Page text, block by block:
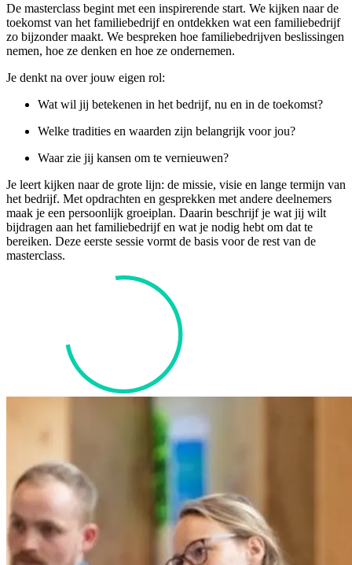
De masterclass begint met een inspirerende start. We kijken naar de
toekomst van het familiebedrijf en ontdekken wat een familiebedrijf
zo bijzonder maakt. We bespreken hoe familiebedrijven beslissingen
nemen, hoe ze denken en hoe ze ondernemen.
Je denkt na over jouw eigen rol:
Wat wil jij betekenen in het bedrijf, nu en in de toekomst?
Welke tradities en waarden zijn belangrijk voor jou?
Waar zie jij kansen om te vernieuwen?
Je leert kijken naar de grote lijn: de missie, visie en lange termijn van
het bedrijf. Met opdrachten en gesprekken met andere deelnemers
maak je een persoonlijk groeiplan. Daarin beschrijf je wat jij wilt
bijdragen aan het familiebedrijf en wat je nodig hebt om dat te
bereiken. Deze eerste sessie vormt de basis voor de rest van de
masterclass.